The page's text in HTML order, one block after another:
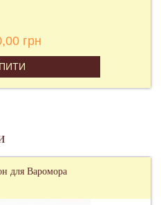
грн
для Варомора